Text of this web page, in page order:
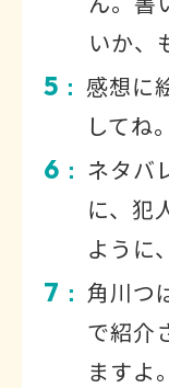
いか、
5 ： 感想に
してね。
6 ： ネタバ
に、犯
ように
7 ： 角川つ
で紹介
ますよ。